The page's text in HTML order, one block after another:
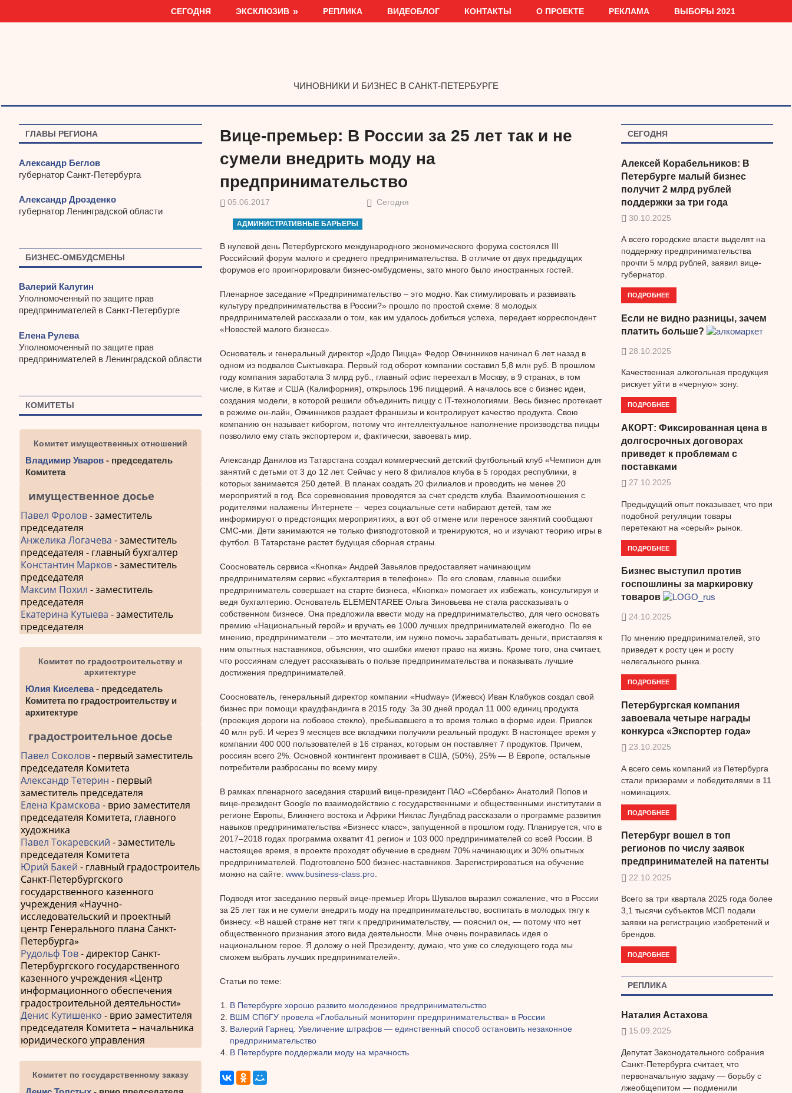
СЕГОДНЯ ЭКСКЛЮЗИВ РЕПЛИКА ВИДЕОБЛОГ КОНТАКТЫ О ПРОЕКТЕ РЕКЛАМА ВЫБОРЫ 2021
ЧИНОВНИКИ И БИЗНЕС В САНКТ-ПЕТЕРБУРГЕ
Вице-премьер: В России за 25 лет так и не
сумели внедрить моду на
предпринимательство
05.06.2017 Сегодня
АДМИНИСТРАТИВНЫЕ БАРЬЕРЫ
В нулевой день Петербургского международного экономического форума состоялся III
Российский форум малого и среднего предпринимательства. В отличие от двух предыдущих
форумов его проигнорировали бизнес-омбудсмены, зато много было иностранных гостей.
Пленарное заседание «Предпринимательство – это модно. Как стимулировать и развивать
культуру предпринимательства в России?» прошло по простой схеме: 8 молодых
предпринимателей рассказали о том, как им удалось добиться успеха, передает корреспондент
«Новостей малого бизнеса».
Основатель и генеральный директор «Додо Пицца» Федор Овчинников начинал 6 лет назад в
одном из подвалов Сыктывкара. Первый год оборот компании составил 5,8 млн руб. В прошлом
году компания заработала 3 млрд руб., главный офис переехал в Москву, в 9 странах, в том
числе, в Китае и США (Калифорния), открылось 196 пиццерий. А началось все с бизнес идеи,
создания модели, в которой решили объединить пиццу с IT-технологиями. Весь бизнес протекает
в режиме он-лайн, Овчинников раздает франшизы и контролирует качество продукта. Свою
компанию он называет киборгом, потому что интеллектуальное наполнение производства пиццы
позволило ему стать экспортером и, фактически, завоевать мир.
Александр Данилов из Татарстана создал коммерческий детский футбольный клуб «Чемпион для
занятий с детьми от 3 до 12 лет. Сейчас у него 8 филиалов клуба в 5 городах республики, в
которых занимается 250 детей. В планах создать 20 филиалов и проводить не менее 20
мероприятий в год. Все соревнования проводятся за счет средств клуба. Взаимоотношения с
родителями налажены Интернете – через социальные сети набирают детей, там же
информируют о предстоящих мероприятиях, а вот об отмене или переносе занятий сообщают
СМС-ми. Дети занимаются не только физподготовкой и тренируются, но и изучают теорию игры в
футбол. В Татарстане растет будущая сборная страны.
Сооснователь сервиса «Кнопка» Андрей Завьялов предоставляет начинающим
предпринимателям сервис «бухгалтерия в телефоне». По его словам, главные ошибки
предприниматель совершает на старте бизнеса, «Кнопка» помогает их избежать, консультируя и
ведя бухгалтерию. Основатель ELEMENTAREE Ольга Зиновьева не стала рассказывать о
собственном бизнесе. Она предложила ввести моду на предпринимательство, для чего основать
премию «Национальный герой» и вручать ее 1000 лучших предпринимателей ежегодно. По ее
мнению, предприниматели – это мечтатели, им нужно помочь зарабатывать деньги, приставляя к
ним опытных наставников, объясняя, что ошибки имеют право на жизнь. Кроме того, она считает,
что россиянам следует рассказывать о пользе предпринимательства и показывать лучшие
достижения предпринимателей.
Сооснователь, генеральный директор компании «Hudway» (Ижевск) Иван Клабуков создал свой
бизнес при помощи краудфандинга в 2015 году. За 30 дней продал 11 000 единиц продукта
(проекция дороги на лобовое стекло), пребывавшего в то время только в форме идеи. Привлек
40 млн руб. И через 9 месяцев все вкладчики получили реальный продукт. В настоящее время у
компании 400 000 пользователей в 16 странах, которым он поставляет 7 продуктов. Причем,
россиян всего 2%. Основной контингент проживает в США, (50%), 25% — В Европе, остальные
потребители разбросаны по всему миру.
В рамках пленарного заседания старший вице-президент ПАО «Сбербанк» Анатолий Попов и
вице-президент Google по взаимодействию с государственными и общественными институтами в
регионе Европы, Ближнего востока и Африки Никлас Лундблад рассказали о программе развития
навыков предпринимательства «Бизнесс класс», запущенной в прошлом году. Планируется, что в
2017–2018 годах программа охватит 41 регион и 103 000 предпринимателей со всей России. В
настоящее время, в проекте проходят обучение в среднем 70% начинающих и 30% опытных
предпринимателей. Подготовлено 500 бизнес-наставников. Зарегистрироваться на обучение
можно на сайте: www.business-class.pro.
Подводя итог заседанию первый вице-премьер Игорь Шувалов выразил сожаление, что в России
за 25 лет так и не сумели внедрить моду на предпринимательство, воспитать в молодых тягу к
бизнесу. «В нашей стране нет тяги к предпринимательству, — пояснил он, — потому что нет
общественного признания этого вида деятельности. Мне очень понравилась идея о
национальном герое. Я доложу о ней Президенту, думаю, что уже со следующего года мы
сможем выбрать лучших предпринимателей».
Статьи по теме:
В Петербурге хорошо развито молодежное предпринимательство
ВШМ СПбГУ провела «Глобальный мониторинг предпринимательства» в России
Валерий Гарнец: Увеличение штрафов — единственный способ остановить незаконное
предпринимательство
В Петербурге поддержали моду на мрачность
ГЛАВЫ РЕГИОНА
Александр Беглов
губернатор Санкт-Петербурга
Александр Дрозденко
губернатор Ленинградской области
БИЗНЕС-ОМБУДСМЕНЫ
Валерий Калугин
Уполномоченный по защите прав
предпринимателей в Санкт-Петербурге
Елена Рулева
Уполномоченный по защите прав
предпринимателей в Ленинградской области
КОМИТЕТЫ
Комитет имущественных отношений
Владимир Уваров - председатель
Комитета
имущественное досье
Павел Фролов- заместитель
председателя
Анжелика Логачева - заместитель
председателя - главный бухгалтер
Константин Марков- заместитель
председателя
Максим Похил - заместитель
председателя
Екатерина Кутыева - заместитель
председателя
Комитет по градостроительству и
архитектуре
Юлия Киселева- председатель
Комитета по градостроительству и
архитектуре
градостроительное досье
Павел Соколов- первый заместитель
председателя Комитета
Александр Тетерин - первый
заместитель председателя
Елена Крамскова - врио заместителя
председателя Комитета, главного
художника
Павел Токаревский - заместитель
председателя Комитета
Юрий Бакей - главный градостроитель
Санкт-Петербургского
государственного казенного
учреждения «Научно-
исследовательский и проектный
центр Генерального плана Санкт-
Петербурга»
Рудольф Тов- директор Санкт-
Петербургского государственного
казенного учреждения «Центр
информационного обеспечения
градостроительной деятельности»
Денис Кутишенко - врио заместителя
председателя Комитета – начальника
юридического управления
Комитет по государственному заказу
СЕГОДНЯ
Алексей Корабельников: В
Петербурге малый бизнес
получит 2 млрд рублей
поддержки за три года
30.10.2025
А всего городские власти выделят на
поддержку предпринимательства
прочти 5 млрд рублей, заявил вице-
губернатор.
ПОДРОБНЕЕ
Если не видно разницы, зачем
платить больше?
28.10.2025
Качественная алкогольная продукция
рискует уйти в «черную» зону.
ПОДРОБНЕЕ
АКОРТ: Фиксированная цена в
долгосрочных договорах
приведет к проблемам с
поставками
27.10.2025
Предыдущий опыт показывает, что при
подобной регуляции товары
перетекают на «серый» рынок.
ПОДРОБНЕЕ
Бизнес выступил против
госпошлины за маркировку
товаров
24.10.2025
По мнению предпринимателей, это
приведет к росту цен и росту
нелегального рынка.
ПОДРОБНЕЕ
Петербургская компания
завоевала четыре награды
конкурса «Экспортер года»
23.10.2025
А всего семь компаний из Петербурга
стали призерами и победителями в 11
номинациях.
ПОДРОБНЕЕ
Петербург вошел в топ
регионов по числу заявок
предпринимателей на патенты
22.10.2025
Всего за три квартала 2025 года более
3,1 тысячи субъектов МСП подали
заявки на регистрацию изобретений и
брендов.
ПОДРОБНЕЕ
РЕПЛИКА
Наталия Астахова
15.09.2025
Депутат Законодательного собрания
Санкт-Петербурга считает, что
первоначальную задачу — борьбу с
лжеобщепитом — подменили